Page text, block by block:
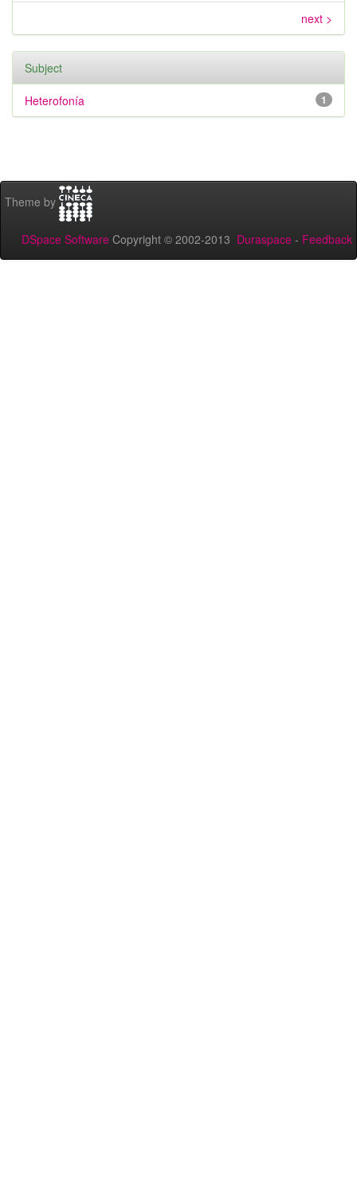
next >
Subject
1
Heterofonía
Theme by
DSpace Software Copyright © 2002-2013 Duraspace - Feedback